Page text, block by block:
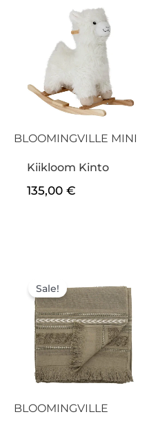
BLOOMINGVILLE MINI
Kiikloom Kinto
135,00€
BLOOMINGVILLE
Sale!
hind
oli:
18,20 €.
hind
on:
12,74 €.